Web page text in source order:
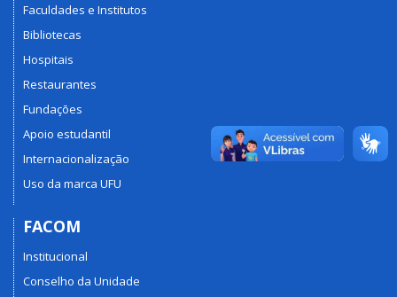
Faculdades e Institutos
Bibliotecas
Hospitais
Restaurantes
Fundações
Apoio estudantil
Internacionalização
Uso da marca UFU
FACOM
Institucional
Conselho da Unidade